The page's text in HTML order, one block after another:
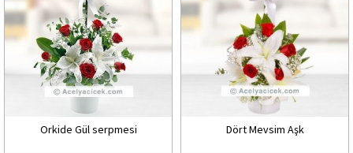
Orkide Gül serpmesi Dört Mevsim Aşk